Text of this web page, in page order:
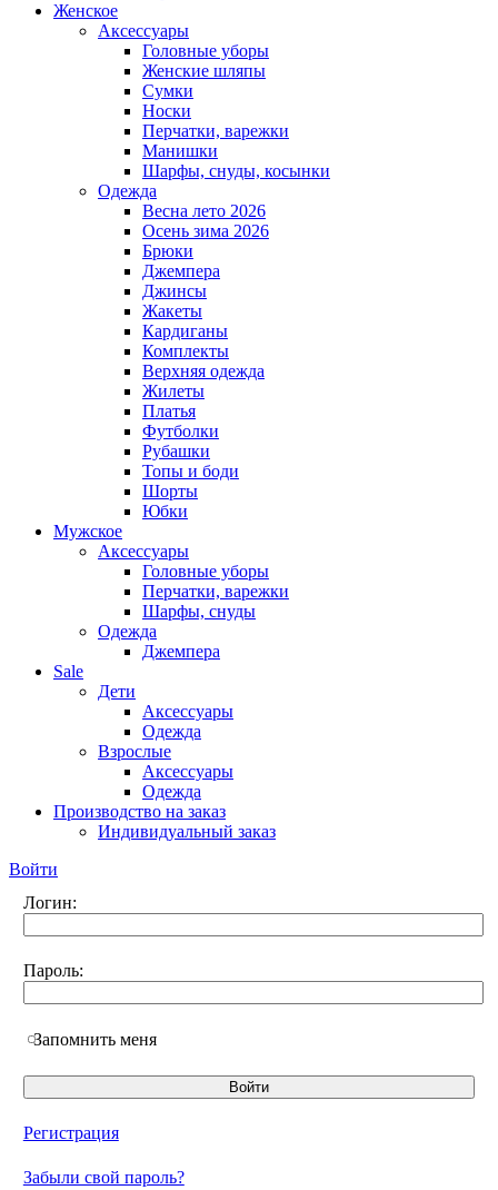
Женское
Аксессуары
Головные уборы
Женские шляпы
Сумки
Носки
Перчатки, варежки
Манишки
Шарфы, снуды, косынки
Одежда
Весна лето 2026
Осень зима 2026
Брюки
Джемпера
Джинсы
Жакеты
Кардиганы
Комплекты
Верхняя одежда
Жилеты
Платья
Футболки
Рубашки
Топы и боди
Шорты
Юбки
Мужское
Аксессуары
Головные уборы
Перчатки, варежки
Шарфы, снуды
Одежда
Джемпера
Sale
Дети
Аксессуары
Одежда
Взрослые
Аксессуары
Одежда
Производство на заказ
Индивидуальный заказ
Войти
Логин:
Пароль:
Запомнить меня
Регистрация
Забыли свой пароль?